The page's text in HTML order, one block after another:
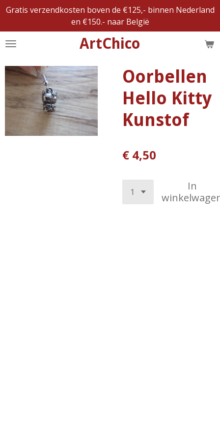
Ga
naar
de
ArtChico
Gratis verzendkosten boven de €125,- binnen Nederland
en €150.- naar België
Oorbellen
Hello Kitty
Kunstof
€ 4,50
In